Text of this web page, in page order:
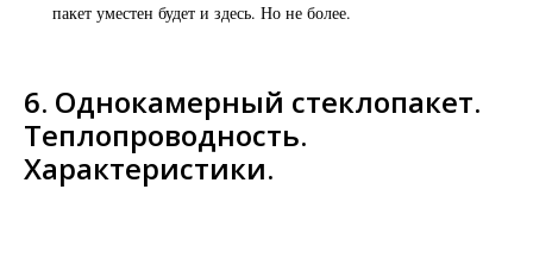
пакет уместен будет и здесь. Но не более.
6. Однокамерный стеклопакет.
Теплопроводность.
Характеристики.